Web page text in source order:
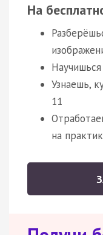
На
Узнаешь,
11
на